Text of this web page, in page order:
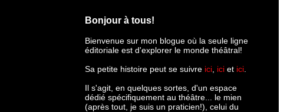
Bonjour à tous!
Bienvenue sur mon blogue où la seule ligne
éditoriale est d'explorer le monde théâtral!
Sa petite histoire peut se suivre ici ici et ici
Il s'agit, en quelques sortes, d'un espace
dédié spécifiquement au théâtre... le mien
(après tout, je suis un praticien!), celui du